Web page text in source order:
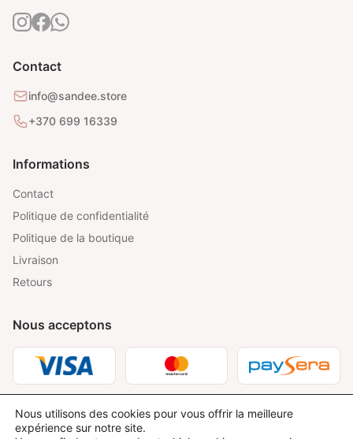
Contact
info@sandee.store
+370 699 16339
Informations
Contact
Politique de confidentialité
Politique de la boutique
Livraison
Retours
Nous acceptons
Nous utilisons des cookies pour vous offrir la meilleure
expérience sur notre site.